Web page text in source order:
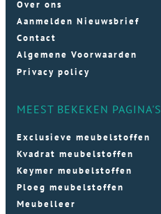
Over ons
Aanmelden Nieuwsbrief
Contact
Algemene Voorwaarden
Privacy policy
MEEST BEKEKEN PAGINA'S
Exclusieve meubelstoffen
Kvadrat meubelstoffen
Keymer meubelstoffen
Ploeg meubelstoffen
Meubelleer